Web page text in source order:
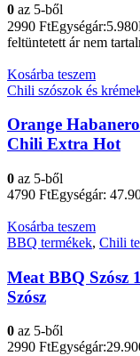
0 az 5-ből
2990 Ft
feltüntetett ár nem
Kosárba teszem
Chili szószok és
Orange
Chili Extra Hot
0 az 5-ből
4790 FtEgységár:
Kosárba teszem
BBQ termékek, Chili
Meat BBQ Szósz
Szósz
0 az 5-ből
2990 Ft